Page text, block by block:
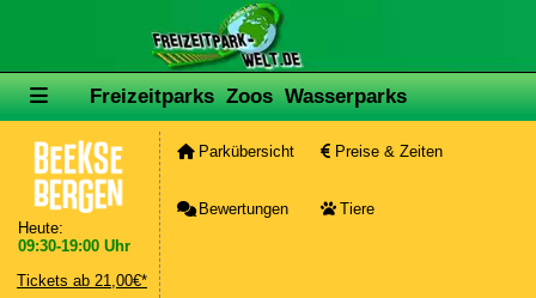
Freizeitparks Zoos Wasserparks
Heute:
09:30-19:00 Uhr
Tickets ab 21,00€*
Parkübersicht Preise & Zeiten
Bewertungen Tiere